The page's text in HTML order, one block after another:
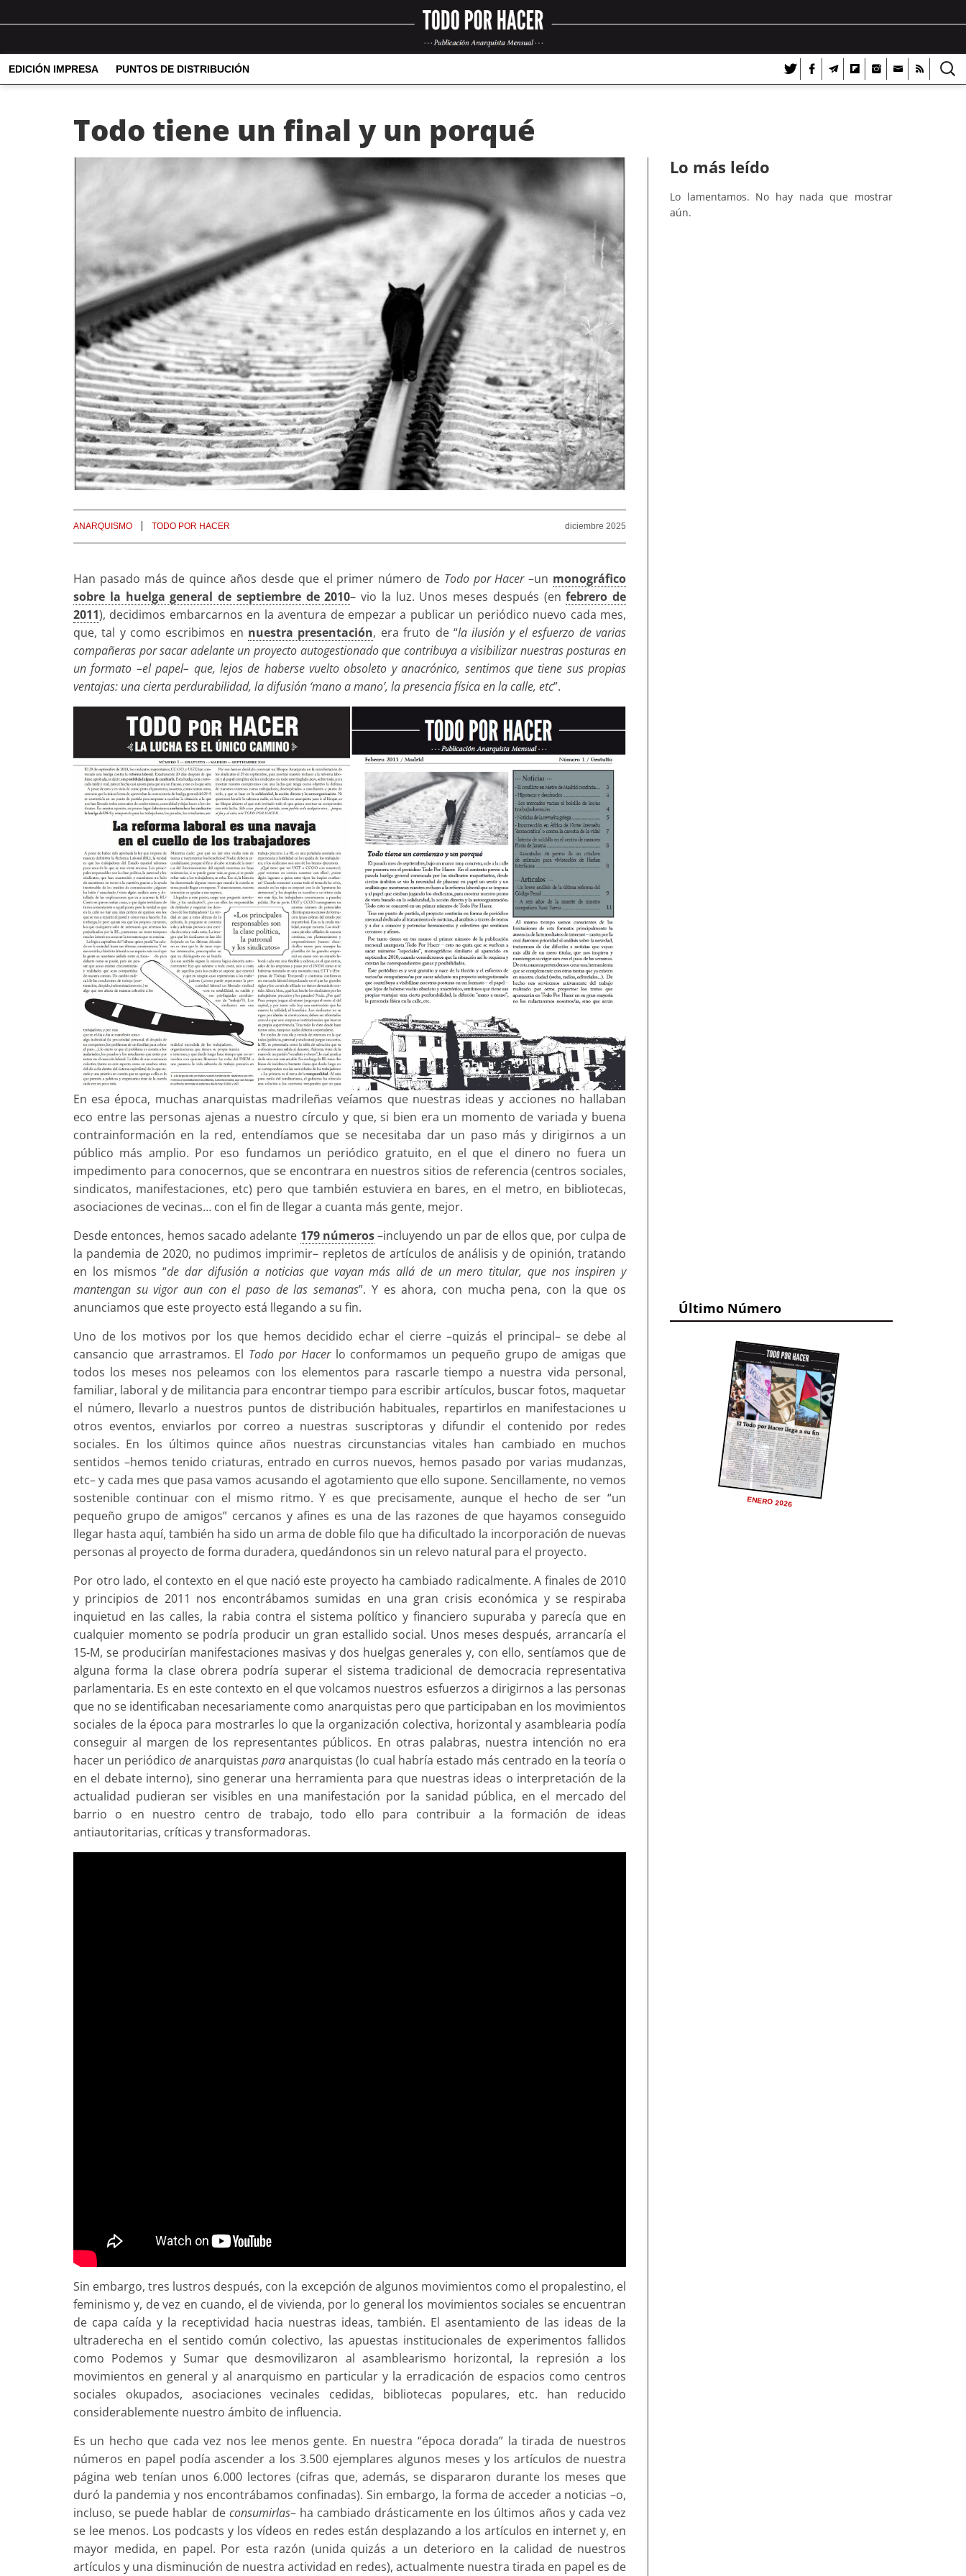
EDICIÓN IMPRESA PUNTOS DE DISTRIBUCIÓN
Todo tiene un final y un porqué
diciembre 2025
ANARQUISMO TODO POR HACER
Han pasado más de quince años desde que el primer número de Todo por Hacer–un monográfico
sobre la huelga general de septiembre de 2010– vio la luz. Unos meses después (enfebrero de
2011), decidimos embarcarnos en la aventura de empezar a publicar un periódico nuevo cada mes,
que, tal y como escribimos en nuestra presentación, era fruto de “la ilusión y el esfuerzo de varias
compañeras por sacar adelante un proyecto autogestionado que contribuya a visibilizar nuestras posturas en
un formato –el papel– que, lejos de haberse vuelto obsoleto y anacrónico, sentimos que tiene sus propias
ventajas: una cierta perdurabilidad, la difusión ‘mano a mano’, la presencia física en la calle, etc”.
En esa época, muchas anarquistas madrileñas veíamos que nuestras ideas y acciones no hallaban
eco entre las personas ajenas a nuestro círculo y que, si bien era un momento de variada y buena
contrainformación en la red, entendíamos que se necesitaba dar un paso más y dirigirnos a un
público más amplio. Por eso fundamos un periódico gratuito, en el que el dinero no fuera un
impedimento para conocernos, que se encontrara en nuestros sitios de referencia (centros sociales,
sindicatos, manifestaciones, etc) pero que también estuviera en bares, en el metro, en bibliotecas,
asociaciones de vecinas… con el fin de llegar a cuanta más gente, mejor.
Desde entonces, hemos sacado adelante 179 números–incluyendo un par de ellos que, por culpa de
la pandemia de 2020, no pudimos imprimir– repletos de artículos de análisis y de opinión, tratando
en los mismos “de dar difusión a noticias que vayan más allá de un mero titular, que nos inspiren y
mantengan su vigor aun con el paso de las semanas”. Y es ahora, con mucha pena, con la que os
anunciamos que este proyecto está llegando a su fin.
Uno de los motivos por los que hemos decidido echar el cierre –quizás el principal– se debe al
cansancio que arrastramos. El Todo por Hacerlo conformamos un pequeño grupo de amigas que
todos los meses nos peleamos con los elementos para rascarle tiempo a nuestra vida personal,
familiar, laboral y de militancia para encontrar tiempo para escribir artículos, buscar fotos, maquetar
el número, llevarlo a nuestros puntos de distribución habituales, repartirlos en manifestaciones u
otros eventos, enviarlos por correo a nuestras suscriptoras y difundir el contenido por redes
sociales. En los últimos quince años nuestras circunstancias vitales han cambiado en muchos
sentidos –hemos tenido criaturas, entrado en curros nuevos, hemos pasado por varias mudanzas,
etc– y cada mes que pasa vamos acusando el agotamiento que ello supone. Sencillamente, no vemos
sostenible continuar con el mismo ritmo. Y es que precisamente, aunque el hecho de ser “un
pequeño grupo de amigos” cercanos y afines es una de las razones de que hayamos conseguido
llegar hasta aquí, también ha sido un arma de doble filo que ha dificultado la incorporación de nuevas
personas al proyecto de forma duradera, quedándonos sin un relevo natural para el proyecto.
Por otro lado, el contexto en el que nació este proyecto ha cambiado radicalmente. A finales de 2010
y principios de 2011 nos encontrábamos sumidas en una gran crisis económica y se respiraba
inquietud en las calles, la rabia contra el sistema político y financiero supuraba y parecía que en
cualquier momento se podría producir un gran estallido social. Unos meses después, arrancaría el
15-M, se producirían manifestaciones masivas y dos huelgas generales y, con ello, sentíamos que de
alguna forma la clase obrera podría superar el sistema tradicional de democracia representativa
parlamentaria. Es en este contexto en el que volcamos nuestros esfuerzos a dirigirnos a las personas
que no se identificaban necesariamente como anarquistas pero que participaban en los movimientos
sociales de la época para mostrarles lo que la organización colectiva, horizontal y asamblearia podía
conseguir al margen de los representantes públicos. En otras palabras, nuestra intención no era
hacer un periódicodeanarquistasparaanarquistas (lo cual habría estado más centrado en la teoría o
en el debate interno), sino generar una herramienta para que nuestras ideas o interpretación de la
actualidad pudieran ser visibles en una manifestación por la sanidad pública, en el mercado del
barrio o en nuestro centro de trabajo, todo ello para contribuir a la formación de ideas
antiautoritarias, críticas y transformadoras.
Sin embargo, tres lustros después, con la excepción de algunos movimientos como el propalestino, el
feminismo y, de vez en cuando, el de vivienda, por lo general los movimientos sociales se encuentran
de capa caída y la receptividad hacia nuestras ideas, también. El asentamiento de las ideas de la
ultraderecha en el sentido común colectivo, las apuestas institucionales de experimentos fallidos
como Podemos y Sumar que desmovilizaron al asamblearismo horizontal, la represión a los
movimientos en general y al anarquismo en particular y la erradicación de espacios como centros
sociales okupados, asociaciones vecinales cedidas, bibliotecas populares, etc. han reducido
considerablemente nuestro ámbito de influencia.
Es un hecho que cada vez nos lee menos gente. En nuestra “época dorada” la tirada de nuestros
números en papel podía ascender a los 3.500 ejemplares algunos meses y los artículos de nuestra
página web tenían unos 6.000 lectores (cifras que, además, se dispararon durante los meses que
duró la pandemia y nos encontrábamos confinadas). Sin embargo, la forma de acceder a noticias –o,
incluso, se puede hablar de consumirlas– ha cambiado drásticamente en los últimos años y cada vez
se lee menos. Los podcasts y los vídeos en redes están desplazando a los artículos en internet y, en
mayor medida, en papel. Por esta razón (unida quizás a un deterioro en la calidad de nuestros
artículos y una disminución de nuestra actividad en redes), actualmente nuestra tirada en papel es de
Lo más leído
Lo lamentamos. No hay nada que mostrar
aún.
Último Número
ENERO 2026